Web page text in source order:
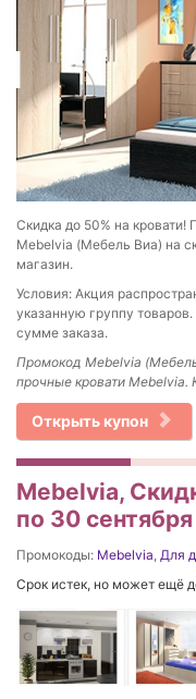
Скидка до 50% на кровати!
Mebelvia (Мебель Виа) на
магазин.
Условия: Акция
указанную группу
сумме заказа.
Промокод Mebelvia
прочные кровати Mebelvia.
Открыть купон
Mebelvia,
по 30
Промокоды: Mebelvia, Для
Срок истек, но может ещё